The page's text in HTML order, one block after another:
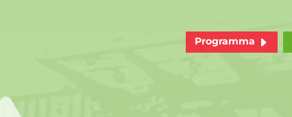
Programma